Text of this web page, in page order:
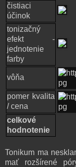
čistiaci
účinok
tonizačný
efekt -
jednotenie
farby
vôňa
pomer kvalita
/ cena
celkové
hodnotenie
Tonikum ma
mať rozšírené